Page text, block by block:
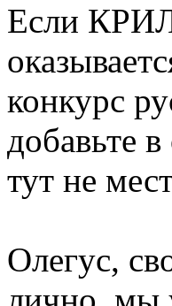
Если КРИЛ
конкурс
добавьте
тут не
Олегус,